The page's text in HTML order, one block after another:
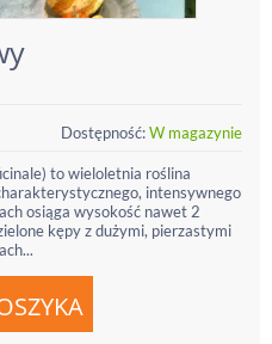
Dostępność:W magazynie
to wieloletnia roślina
intensywnego
osiąga wysokość nawet 2
kępy z dużymi, pierzastymi